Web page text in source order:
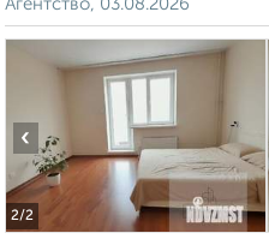
Агентство, 03.08.2026
2/2
‹